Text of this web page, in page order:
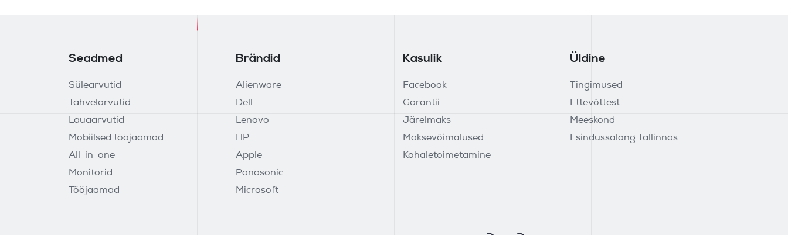
Seadmed
Sülearvutid
Tahvelarvutid
Lauaarvutid
Mobiilsed tööjaamad
All-in-one
Monitorid
Tööjaamad
Brändid
Alienware
Dell
Lenovo
HP
Apple
Panasonic
Microsoft
Kasulik
Facebook
Garantii
Järelmaks
Maksevõimalused
Kohaletoimetamine
Üldine
Tingimused
Ettevõttest
Meeskond
Esindussalong Tallinnas